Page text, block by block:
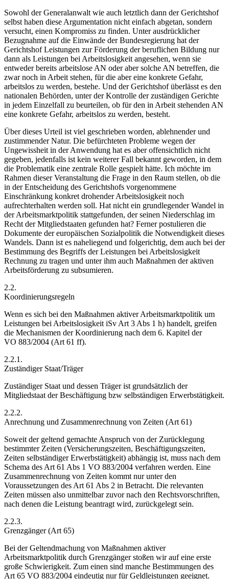
Sowohl der Generalanwalt wie auch letztlich dann der Gerichtshof
selbst haben diese Argumentation nicht einfach abgetan, sondern
versucht, einen Kompromiss zu finden. Unter ausdrücklicher
Bezugnahme auf die Einwände der Bundesregierung hat der
Gerichtshof Leistungen zur Förderung der beruflichen Bildung nur
dann als Leistungen bei Arbeitslosigkeit angesehen, wenn sie
entweder bereits arbeitslose AN oder aber solche AN betreffen, die
zwar noch in Arbeit stehen, für die aber eine konkrete Gefahr,
arbeitslos zu werden, bestehe. Und der Gerichtshof überlässt es den
nationalen Behörden, unter der Kontrolle der zuständigen Gerichte
in jedem Einzelfall zu beurteilen, ob für den in Arbeit stehenden AN
eine konkrete Gefahr, arbeitslos zu werden, besteht.
Über dieses Urteil ist viel geschrieben worden, ablehnender und
zustimmender Natur. Die befürchteten Probleme wegen der
Ungewissheit in der Anwendung hat es aber offensichtlich nicht
gegeben, jedenfalls ist kein weiterer Fall bekannt geworden, in dem
die Problematik eine zentrale Rolle gespielt hätte. Ich möchte im
Rahmen dieser Veranstaltung die Frage in den Raum stellen, ob die
in der Entscheidung des Gerichtshofs vorgenommene
Einschränkung konkret drohender Arbeitslosigkeit noch
aufrechterhalten werden soll. Hat nicht ein grundlegender Wandel in
der Arbeitsmarktpolitik stattgefunden, der seinen Niederschlag im
Recht der Mitgliedstaaten gefunden hat? Ferner postulieren die
Dokumente der europäischen Sozialpolitik die Notwendigkeit dieses
Wandels. Dann ist es naheliegend und folgerichtig, dem auch bei der
Bestimmung des Begriffs der Leistungen bei Arbeitslosigkeit
Rechnung zu tragen und unter ihm auch Maßnahmen der aktiven
Arbeitsförderung zu subsumieren.
2.2.
Koordinierungsregeln
Wenn es sich bei den Maßnahmen aktiver Arbeitsmarktpolitik um
Leistungen bei Arbeitslosigkeit iSv Art 3 Abs 1 h) handelt, greifen
die Mechanismen der Koordinierung nach dem 6. Kapitel der
VO 883/2004 (Art 61 ff).
2.2.1.
Zuständiger Staat/Träger
Zuständiger Staat und dessen Träger ist grundsätzlich der
Mitgliedstaat der Beschäftigung bzw selbständigen Erwerbstätigkeit.
2.2.2.
Anrechnung und Zusammenrechnung von Zeiten (Art 61)
Soweit der geltend gemachte Anspruch von der Zurücklegung
bestimmter Zeiten (Versicherungszeiten, Beschäftigungszeiten,
Zeiten selbständiger Erwerbstätigkeit) abhängig ist, muss nach dem
Schema des Art 61 Abs 1 VO 883/2004 verfahren werden. Eine
Zusammenrechnung von Zeiten kommt nur unter den
Voraussetzungen des Art 61 Abs 2 in Betracht. Die relevanten
Zeiten müssen also unmittelbar zuvor nach den Rechtsvorschriften,
nach denen die Leistung beantragt wird, zurückgelegt sein.
2.2.3.
Grenzgänger (Art 65)
Bei der Geltendmachung von Maßnahmen aktiver
Arbeitsmarktpolitik durch Grenzgänger stoßen wir auf eine erste
große Schwierigkeit. Zum einen sind manche Bestimmungen des
Art 65 VO 883/2004 eindeutig nur für Geldleistungen geeignet.